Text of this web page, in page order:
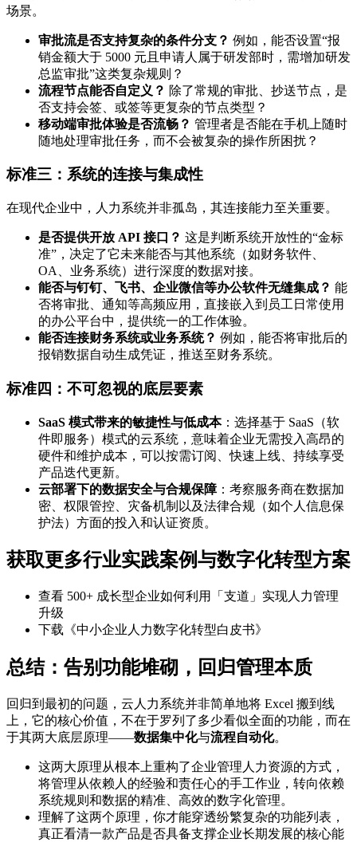
场景。
审批流是否支持复杂的条件分支？ 例如，能否设置“报
销金额大于 5000 元且申请人属于研发部时，需增加研发
总监审批”这类复杂规则？
流程节点能否自定义？ 除了常规的审批、抄送节点，是
否支持会签、或签等更复杂的节点类型？
移动端审批体验是否流畅？ 管理者是否能在手机上随时
随地处理审批任务，而不会被复杂的操作所困扰？
标准三：系统的连接与集成性
在现代企业中，人力系统并非孤岛，其连接能力至关重要。
是否提供开放 API 接口？ 这是判断系统开放性的“金标
准”，决定了它未来能否与其他系统（如财务软件、
OA、业务系统）进行深度的数据对接。
能否与钉钉、飞书、企业微信等办公软件无缝集成？ 能
否将审批、通知等高频应用，直接嵌入到员工日常使用
的办公平台中，提供统一的工作体验。
能否连接财务系统或业务系统？ 例如，能否将审批后的
报销数据自动生成凭证，推送至财务系统。
标准四：不可忽视的底层要素
SaaS 模式带来的敏捷性与低成本：选择基于 SaaS（软
件即服务）模式的云系统，意味着企业无需投入高昂的
硬件和维护成本，可以按需订阅、快速上线、持续享受
产品迭代更新。
云部署下的数据安全与合规保障：考察服务商在数据加
密、权限管控、灾备机制以及法律合规（如个人信息保
护法）方面的投入和认证资质。
获取更多行业实践案例与数字化转型方案
查看 500+ 成长型企业如何利用「支道」实现人力管理
升级
下载《中小企业人力数字化转型白皮书》
总结：告别功能堆砌，回归管理本质
回归到最初的问题，云人力系统并非简单地将 Excel 搬到线
上，它的核心价值，不在于罗列了多少看似全面的功能，而在
于其两大底层原理——数据集中化与流程自动化。
这两大原理从根本上重构了企业管理人力资源的方式，
将管理从依赖人的经验和责任心的手工作业，转向依赖
系统规则和数据的精准、高效的数字化管理。
理解了这两个原理，你才能穿透纷繁复杂的功能列表，
真正看清一款产品是否具备支撑企业长期发展的核心能